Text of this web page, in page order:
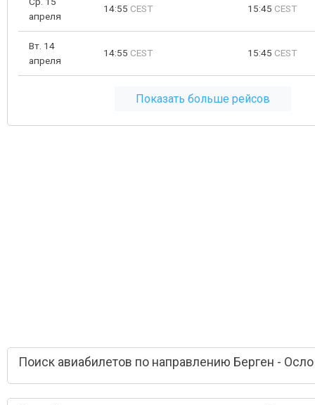
апреля
14:55 CEST 15:45 CEST
Вт. 14
апреля
14:55 CEST 15:45 CEST
Показать больше рейсов
Поиск авиабилетов по направлению Берген - Осло